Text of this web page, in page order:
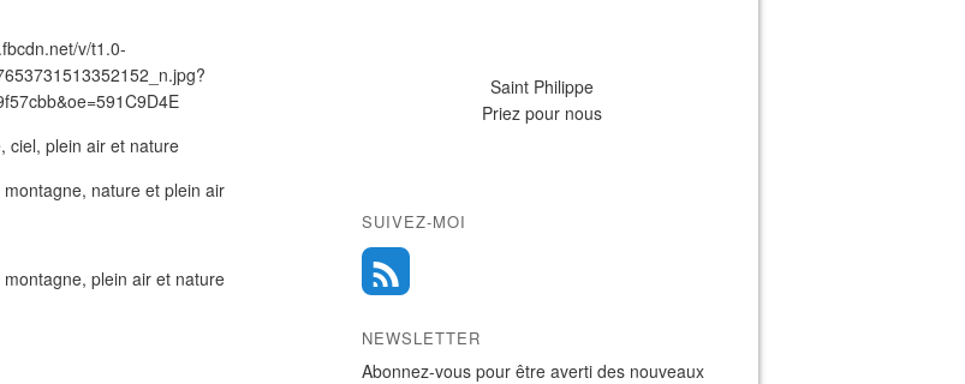
Saint Philippe
Priez pour nous
SUIVEZ-MOI
NEWSLETTER
Abonnez-vous pour être averti des nouveaux